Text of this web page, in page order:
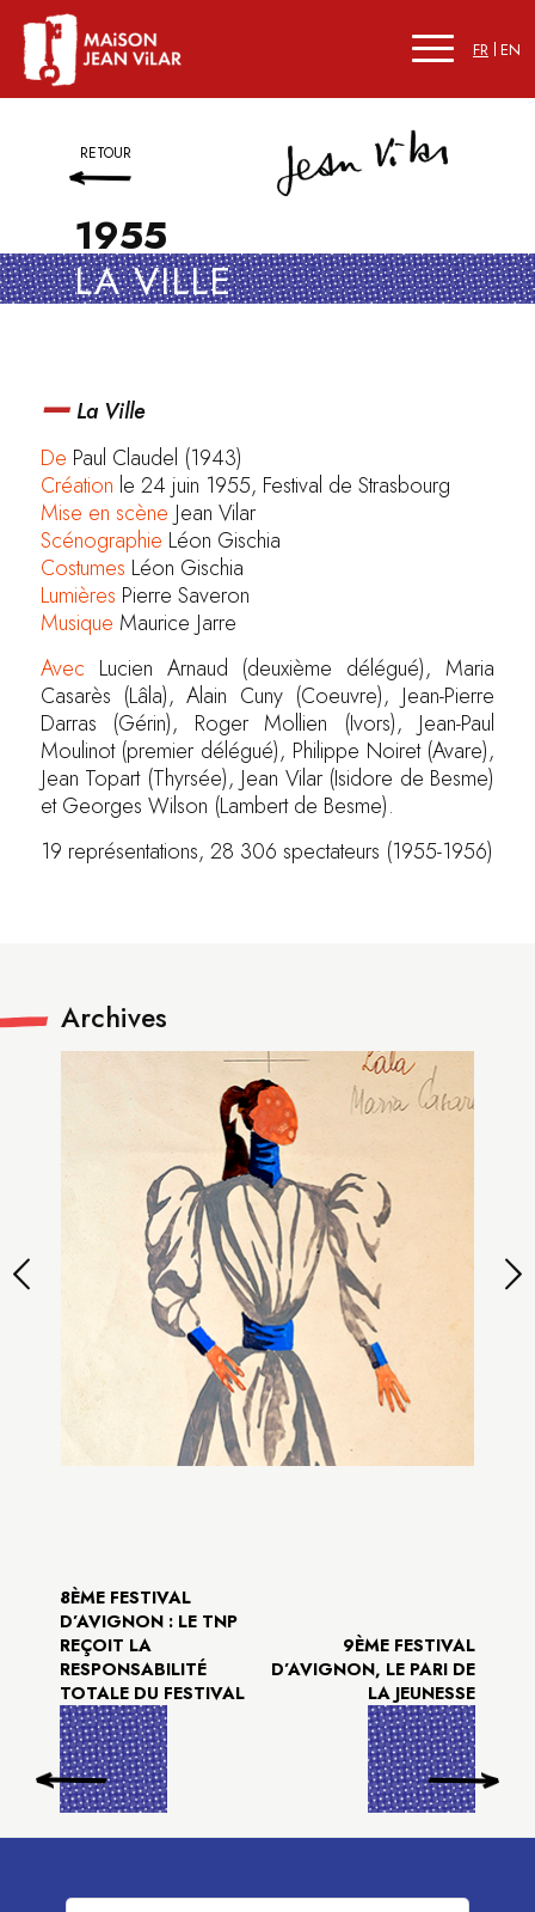
FR EN
RETOUR
1955
LA VILLE
– La Ville
De Paul Claudel (1943)
Création le 24 juin 1955, Festival de Strasbourg
Mise en scène Jean Vilar
Scénographie Léon Gischia
Costumes Léon Gischia
Lumières Pierre Saveron
Musique Maurice Jarre
Avec Lucien Arnaud (deuxième délégué), Maria
Casarès (Lâla), Alain Cuny (Coeuvre), Jean-Pierre
Darras (Gérin), Roger Mollien (Ivors), Jean-Paul
Moulinot (premier délégué), Philippe Noiret (Avare),
Jean Topart (Thyrsée), Jean Vilar (Isidore de Besme)
et Georges Wilson (Lambert de Besme).
19 représentations, 28 306 spectateurs (1955-1956)
Archives
8ÈME FESTIVAL
D’AVIGNON : LE TNP
REÇOIT LA
RESPONSABILITÉ
TOTALE DU FESTIVAL
9ÈME FESTIVAL
D’AVIGNON, LE PARI DE
LA JEUNESSE